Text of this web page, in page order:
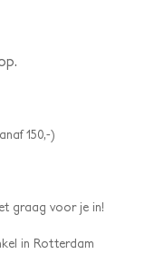
150,-)
graag voor je in!
in Rotterdam